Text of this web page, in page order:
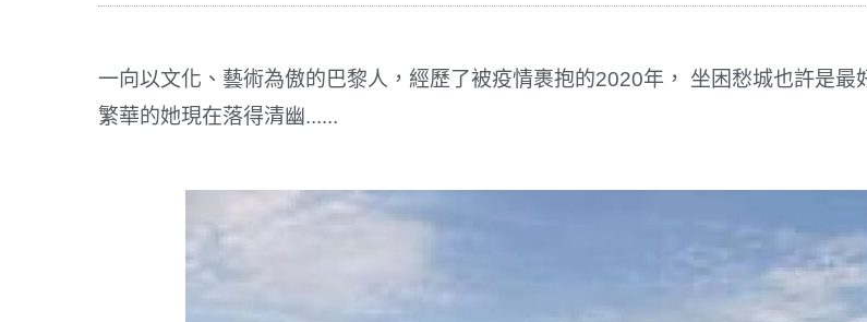
一向以文化、藝術為傲的巴黎人，經歷了被疫情裹抱的2020年， 坐困愁城也許是最
繁華的她現在落得清幽......